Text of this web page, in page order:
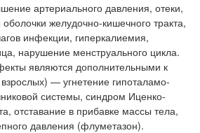
артериального давления, отеки,
желудочно-кишечного тракта,
инфекции, гиперкалиемия,
нарушение менструального цикла.
являются дополнительными к
— угнетение гипоталамо-
системы, синдром Иценко-
отставание в прибавке массы тела,
давления (флуметазон).